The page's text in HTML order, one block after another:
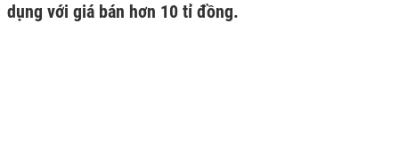
dụng với giá bán hơn 10 tỉ đồng.